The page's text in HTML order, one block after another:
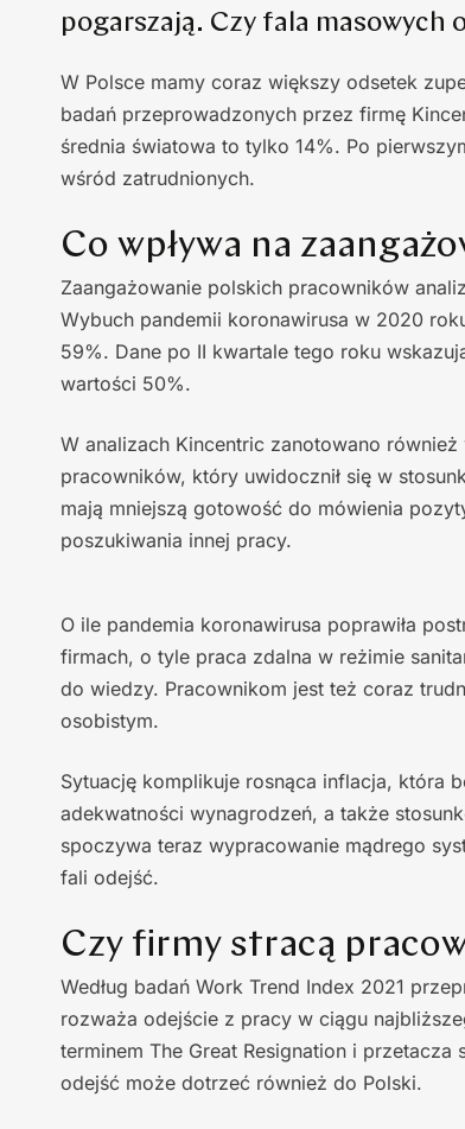
pogarszają. Czy fala masowych
W Polsce mamy coraz większy odsetek
badań przeprowadzonych przez firmę
średnia światowa to tylko 14%. Po
wśród zatrudnionych.
Co wpływa na
Zaangażowanie polskich pracowników
Wybuch pandemii koronawirusa w 2020
59%. Dane po II kwartale tego roku
wartości 50%.
W analizach Kincentric zanotowano
pracowników, który uwidocznił się w
mają mniejszą gotowość do mówienia
poszukiwania innej pracy.
O ile pandemia koronawirusa poprawiła
firmach, o tyle praca zdalna w reżimie
do wiedzy. Pracownikom jest też coraz
osobistym.
Sytuację komplikuje rosnąca inflacja, która
adekwatności wynagrodzeń, a także
spoczywa teraz wypracowanie mądrego
fali odejść.
Czy firmy stracą
Według badań Work Trend Index 2021
rozważa odejście z pracy w ciągu
terminem The Great Resignation i
odejść może dotrzeć również do Polski.